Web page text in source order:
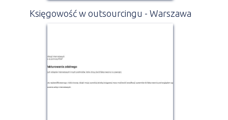
Księgowość w outsourcingu - Warszawa